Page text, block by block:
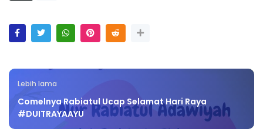
Lebih lama
Comelnya Rabiatul Ucap Selamat Hari Raya
#DUITRAYAAYU